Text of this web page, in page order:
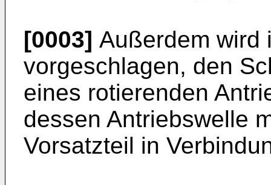
[0003] Außerdem wird
vorgeschlagen, den
eines rotierenden
dessen Antriebswelle
Vorsatzteil in